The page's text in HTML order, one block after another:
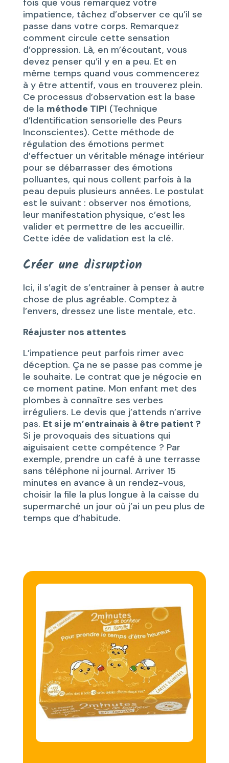
fois que vous remarquez votre
impatience, tâchez d’observer ce qu’il se
passe dans votre corps. Remarquez
comment circule cette sensation
d’oppression. Là, en m’écoutant, vous
devez penser qu’il y en a peu. Et en
même temps quand vous commencerez
à y être attentif, vous en trouverez plein.
Ce processus d’observation est la base
de la méthode TIPI (Technique
d’Identification sensorielle des Peurs
Inconscientes). Cette méthode de
régulation des émotions permet
d’effectuer un véritable ménage intérieur
pour se débarrasser des émotions
polluantes, qui nous collent parfois à la
peau depuis plusieurs années. Le postulat
est le suivant : observer nos émotions,
leur manifestation physique, c’est les
valider et permettre de les accueillir.
Cette idée de validation est la clé.
Créer une disruption
Ici, il s’agit de s’entrainer à penser à autre
chose de plus agréable. Comptez à
l’envers, dressez une liste mentale, etc.
Réajuster nos attentes
L’impatience peut parfois rimer avec
déception. Ça ne se passe pas comme je
le souhaite. Le contrat que je négocie en
ce moment patine. Mon enfant met des
plombes à connaître ses verbes
irréguliers. Le devis que j’attends n’arrive
pas. Et si je m’entrainais à être patient ?
Si je provoquais des situations qui
aiguisaient cette compétence ? Par
exemple, prendre un café à une terrasse
sans téléphone ni journal. Arriver 15
minutes en avance à un rendez-vous,
choisir la file la plus longue à la caisse du
supermarché un jour où j’ai un peu plus de
temps que d’habitude.